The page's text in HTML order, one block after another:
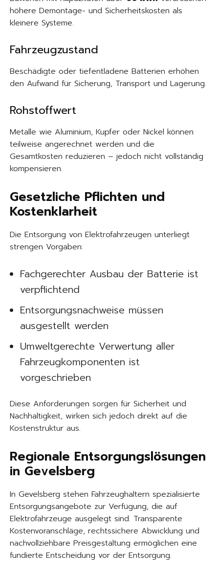
höhere Demontage- und Sicherheitskosten als
kleinere Systeme.
Fahrzeugzustand
Beschädigte oder tiefentladene Batterien erhöhen
den Aufwand für Sicherung, Transport und Lagerung.
Rohstoffwert
Metalle wie Aluminium, Kupfer oder Nickel können
teilweise angerechnet werden und die
Gesamtkosten reduzieren – jedoch nicht vollständig
kompensieren.
Gesetzliche Pflichten und
Kostenklarheit
Die Entsorgung von Elektrofahrzeugen unterliegt
strengen Vorgaben:
Fachgerechter Ausbau der Batterie ist
verpflichtend
Entsorgungsnachweise müssen
ausgestellt werden
Umweltgerechte Verwertung aller
Fahrzeugkomponenten ist
vorgeschrieben
Diese Anforderungen sorgen für Sicherheit und
Nachhaltigkeit, wirken sich jedoch direkt auf die
Kostenstruktur aus.
Regionale Entsorgungslösungen
in Gevelsberg
In Gevelsberg stehen Fahrzeughaltern spezialisierte
Entsorgungsangebote zur Verfügung, die auf
Elektrofahrzeuge ausgelegt sind. Transparente
Kostenvoranschläge, rechtssichere Abwicklung und
nachvollziehbare Preisgestaltung ermöglichen eine
fundierte Entscheidung vor der Entsorgung.